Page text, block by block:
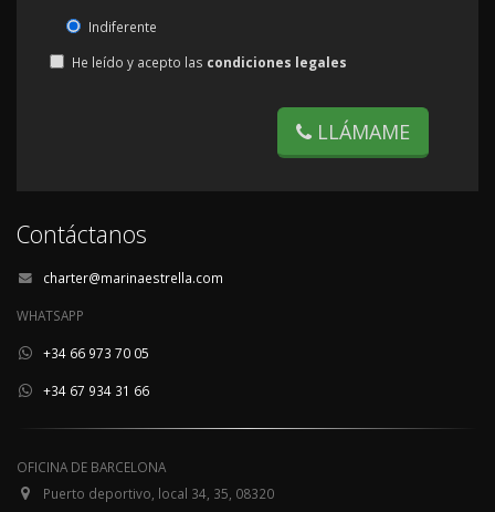
Indiferente
He leído y acepto las condiciones legales
LLÁMAME
Contáctanos
charter@marinaestrella.com
WHATSAPP
+34 66 973 70 05
+34 67 934 31 66
OFICINA DE BARCELONA
Puerto deportivo, local 34, 35, 08320